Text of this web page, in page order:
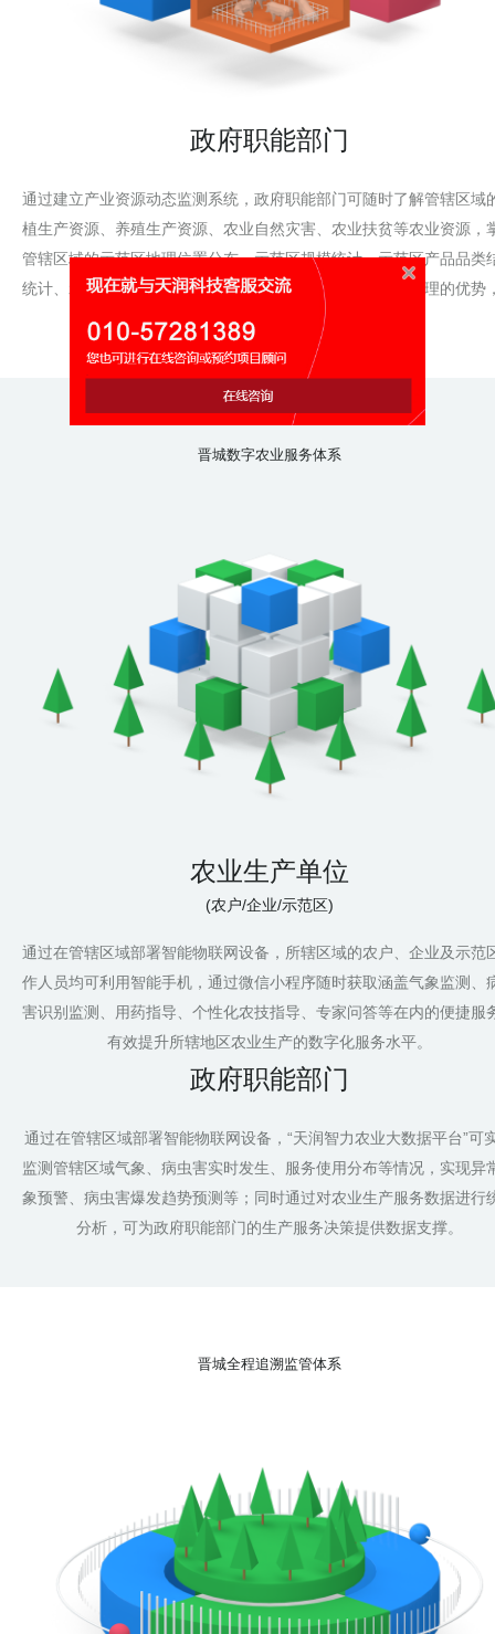
政府职能部门
通过建立产业资源动态监测系统，政府职能部门可随时了解管辖区域
植生产资源、养殖生产资源、农业自然灾害、农业扶贫等农业资源，
管辖区域的示范区地理位置分布、示范区规模统计、示范区产品品类
统计、示范区区域结构统计信息。以信息化促进农业资源管理的优势
动管理的科学化、规范化和精细化。
晋城数字农业服务体系
农业生产单位
(农户/企业/示范区)
通过在管辖区域部署智能物联网设备，所辖区域的农户、企业及示范
作人员均可利用智能手机，通过微信小程序随时获取涵盖气象监测、
害识别监测、用药指导、个性化农技指导、专家问答等在内的便捷服
有效提升所辖地区农业生产的数字化服务水平。
政府职能部门
通过在管辖区域部署智能物联网设备，“天润智力农业大数据平台”可
监测管辖区域气象、病虫害实时发生、服务使用分布等情况，实现异
象预警、病虫害爆发趋势预测等；同时通过对农业生产服务数据进行
分析，可为政府职能部门的生产服务决策提供数据支撑。
晋城全程追溯监管体系